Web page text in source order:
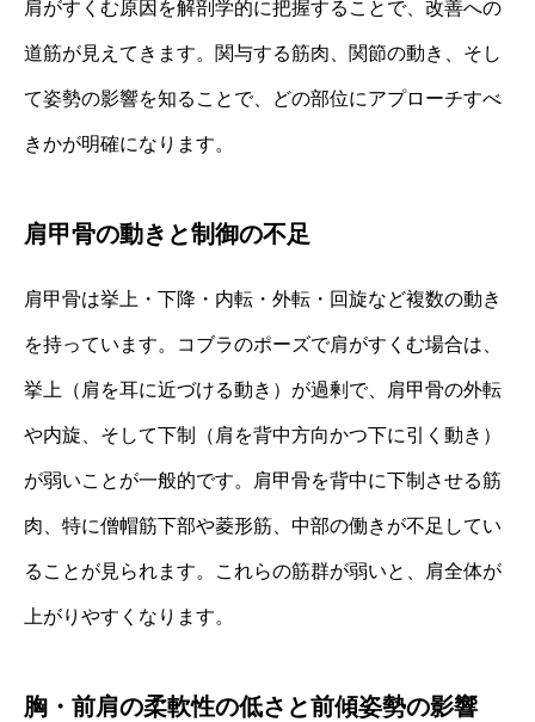
肩がすくむ原因を解剖学的に把握することで、改善への
道筋が見えてきます。関与する筋肉、関節の動き、そし
て姿勢の影響を知ることで、どの部位にアプローチすべ
きかが明確になります。
肩甲骨の動きと制御の不足
肩甲骨は挙上・下降・内転・外転・回旋など複数の動き
を持っています。コブラのポーズで肩がすくむ場合は、
挙上（肩を耳に近づける動き）が過剰で、肩甲骨の外転
や内旋、そして下制（肩を背中方向かつ下に引く動き）
が弱いことが一般的です。肩甲骨を背中に下制させる筋
肉、特に僧帽筋下部や菱形筋、中部の働きが不足してい
ることが見られます。これらの筋群が弱いと、肩全体が
上がりやすくなります。
胸・前肩の柔軟性の低さと前傾姿勢の影響